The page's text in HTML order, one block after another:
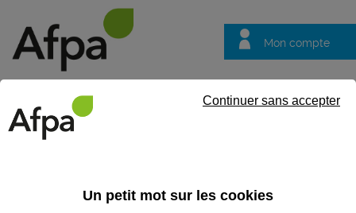
Mon compte
questions
Fil info
Un petit mot sur les cookies
Continuer sans accepter